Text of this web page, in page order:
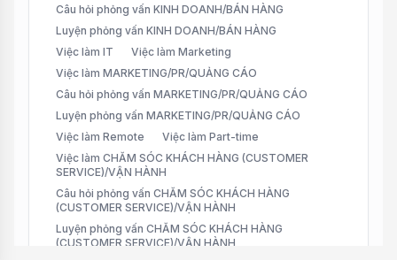
Câu hỏi phỏng vấn KINH DOANH/BÁN HÀNG
Luyện phỏng vấn KINH DOANH/BÁN HÀNG
Việc làm IT
Việc làm Marketing
Việc làm MARKETING/PR/QUẢNG CÁO
Câu hỏi phỏng vấn MARKETING/PR/QUẢNG CÁO
Luyện phỏng vấn MARKETING/PR/QUẢNG CÁO
Việc làm Remote
Việc làm Part-time
Việc làm CHĂM SÓC KHÁCH HÀNG (CUSTOMER
SERVICE)/VẬN HÀNH
Câu hỏi phỏng vấn CHĂM SÓC KHÁCH HÀNG
(CUSTOMER SERVICE)/VẬN HÀNH
Luyện phỏng vấn CHĂM SÓC KHÁCH HÀNG
(CUSTOMER SERVICE)/VẬN HÀNH